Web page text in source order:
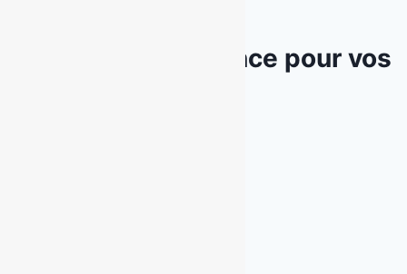
Faites-nous confiance pour vos